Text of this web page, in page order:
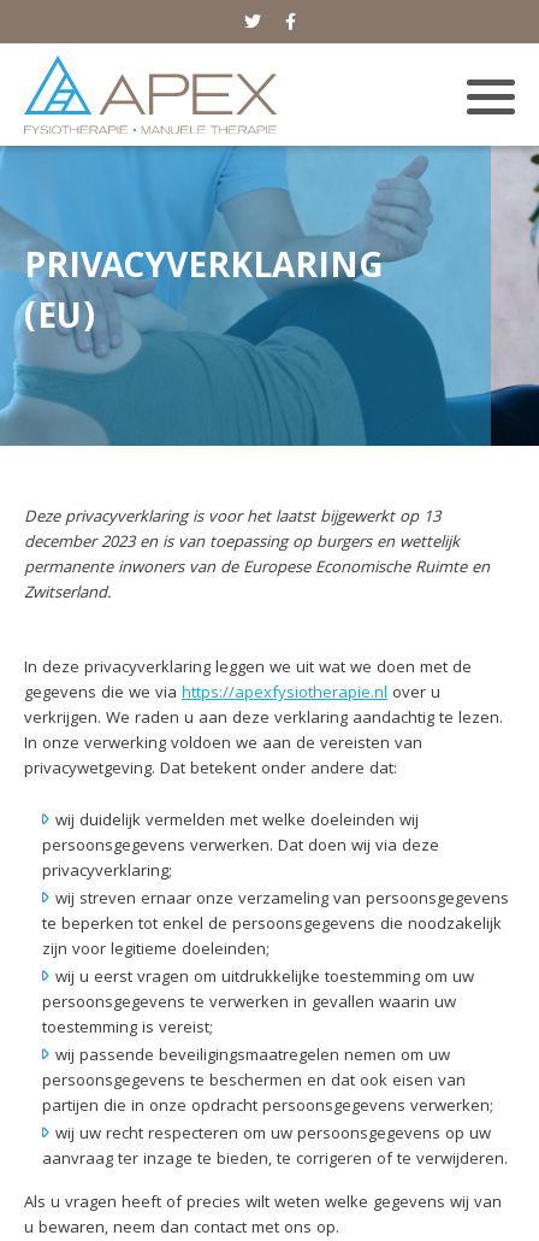
PRIVACYVERKLARING
(EU)
Deze privacyverklaring is voor het laatst bijgewerkt op 13
december 2023 en is van toepassing op burgers en wettelijk
permanente inwoners van de Europese Economische Ruimte en
Zwitserland.
In deze privacyverklaring leggen we uit wat we doen met de
gegevens die we via https://apexfysiotherapie.nl over u
verkrijgen. We raden u aan deze verklaring aandachtig te lezen.
In onze verwerking voldoen we aan de vereisten van
privacywetgeving. Dat betekent onder andere dat:
wij duidelijk vermelden met welke doeleinden wij
persoonsgegevens verwerken. Dat doen wij via deze
privacyverklaring;
wij streven ernaar onze verzameling van persoonsgegevens
te beperken tot enkel de persoonsgegevens die noodzakelijk
zijn voor legitieme doeleinden;
wij u eerst vragen om uitdrukkelijke toestemming om uw
persoonsgegevens te verwerken in gevallen waarin uw
toestemming is vereist;
wij passende beveiligingsmaatregelen nemen om uw
persoonsgegevens te beschermen en dat ook eisen van
partijen die in onze opdracht persoonsgegevens verwerken;
wij uw recht respecteren om uw persoonsgegevens op uw
aanvraag ter inzage te bieden, te corrigeren of te verwijderen.
Als u vragen heeft of precies wilt weten welke gegevens wij van
u bewaren, neem dan contact met ons op.